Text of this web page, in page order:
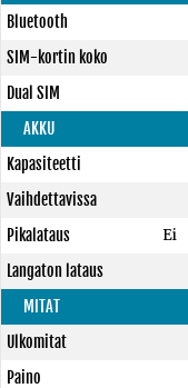
Bluetooth
SIM-kortin koko
Dual SIM
AKKU
Kapasiteetti
Vaihdettavissa
Pikalataus
Ei
Langaton lataus
MITAT
Ulkomitat
Paino